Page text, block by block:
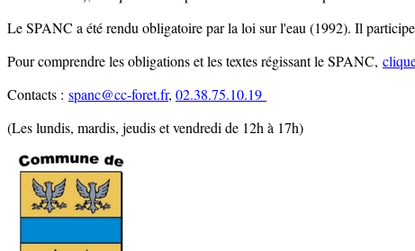
Le SPANC a été rendu obligatoire par la loi sur l'eau (1992). Il
Pour comprendre les obligations et les textes régissant le SPANC,
Contacts : spanc@cc-foret.fr, 02.38.75.10.19
(Les lundis, mardis, jeudis et vendredi de 12h à 17h)